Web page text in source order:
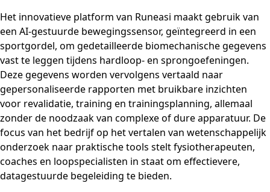
Het innovatieve platform van Runeasi maakt gebruik van
een AI-gestuurde bewegingssensor, geïntegreerd in een
sportgordel, om gedetailleerde biomechanische gegevens
vast te leggen tijdens hardloop- en sprongoefeningen.
Deze gegevens worden vervolgens vertaald naar
gepersonaliseerde rapporten met bruikbare inzichten
voor revalidatie, training en trainingsplanning, allemaal
zonder de noodzaak van complexe of dure apparatuur. De
focus van het bedrijf op het vertalen van wetenschappelijk
onderzoek naar praktische tools stelt fysiotherapeuten,
coaches en loopspecialisten in staat om effectievere,
datagestuurde begeleiding te bieden.